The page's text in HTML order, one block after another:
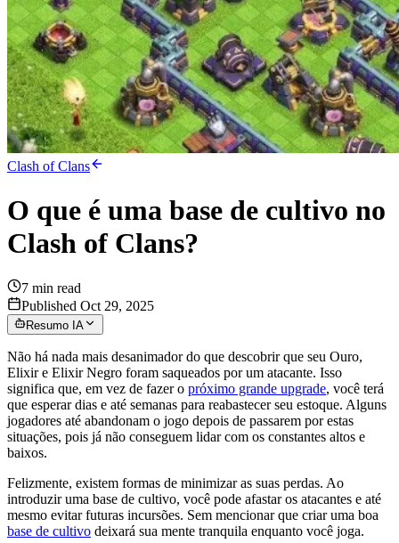
Clash of Clans
O que é uma base de cultivo no
Clash of Clans?
7 min read
Published Oct 29, 2025
Resumo IA
Não há nada mais desanimador do que descobrir que seu Ouro,
Elixir e Elixir Negro foram saqueados por um atacante. Isso
significa que, em vez de fazer o próximo grande upgrade, você terá
que esperar dias e até semanas para reabastecer seu estoque. Alguns
jogadores até abandonam o jogo depois de passarem por estas
situações, pois já não conseguem lidar com os constantes altos e
baixos.
Felizmente, existem formas de minimizar as suas perdas. Ao
introduzir uma base de cultivo, você pode afastar os atacantes e até
mesmo evitar futuras incursões. Sem mencionar que criar uma boa
base de cultivo deixará sua mente tranquila enquanto você joga.